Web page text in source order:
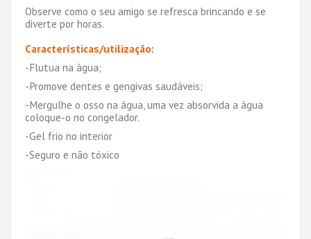
Observe como o seu amigo se refresca brincando e se
diverte por horas.
Características/utilização:
-Flutua na água;
-Promove dentes e gengivas saudáveis;
-Mergulhe o osso na água, uma vez absorvida a água
coloque-o no congelador.
-Gel frio no interior
-Seguro e não tóxico